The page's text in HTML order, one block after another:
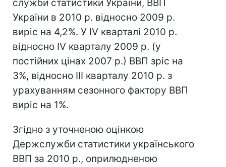
служби статистики України, ВВП
України в 2010 р. відносно 2009 р.
виріс на 4,2%. У IV кварталі 2010 р.
відносно IV кварталу 2009 р. (у
постійних цінах 2007 р.) ВВП зріс на
3%, відносно ІII кварталу 2010 р. з
урахуванням сезонного фактору ВВП
виріс на 1%.
Згідно з уточненою оцінкою
Держслужби статистики українського
ВВП за 2010 р., оприлюдненою